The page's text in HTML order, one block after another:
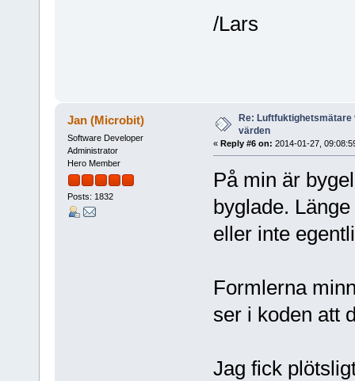
/Lars
Jan (Microbit)
Software Developer
Administrator
Hero Member
Posts: 1832
Re: Luftfuktighetsmätare
värden
« Reply #6 on: 2014-01-27,
På min är
byglade.
eller inte
Formlerna
ser i koden att
Jag fick